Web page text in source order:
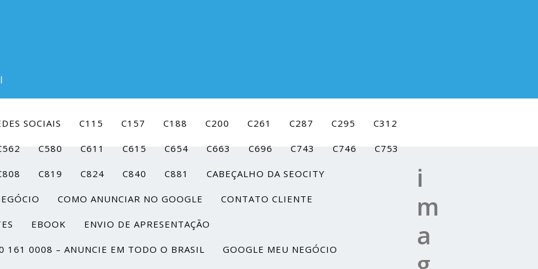
SOCIAIS C115 C157 C188 C200 C261 C287 C295 C312
C580 C611 C615 C654 C663 C696 C743 C746 C753
C819 C824 C840 C881 CABEÇALHO DA SEOCITY
COMO ANUNCIAR NO GOOGLE CONTATO CLIENTE
EBOOK ENVIO DE APRESENTAÇÃO
161 0008 – ANUNCIE EM TODO O BRASIL GOOGLE MEU NEGÓCIO
i
m
a